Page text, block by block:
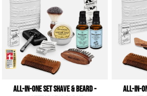
Andreas
Verifizierter Kunde
Festes Shampoo - 5x Probierset
Angenehmer Duft und sehr
All-in-one Set Shave & Beard -
All-in-